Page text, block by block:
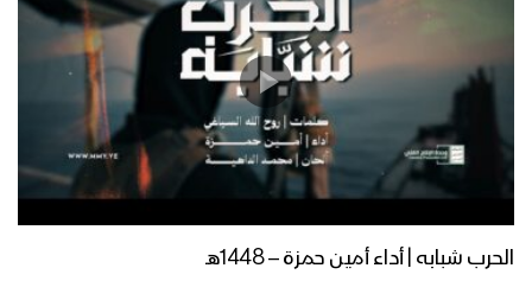
الحرب شبابه | أداء أمين حمزة – 1448هـ